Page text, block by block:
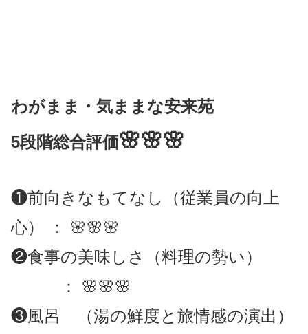
わがまま・気ままな安来苑
5段階総合評価🌸🌸🌸
❶前向きなもてなし（従業員の向上
心） ： 🌸🌸🌸
❷食事の美味しさ（料理の勢い）
： 🌸🌸🌸
❸風呂 （湯の鮮度と旅情感の演出）